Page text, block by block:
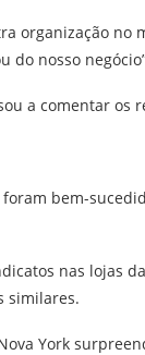
organização no
nosso
a comentar os
bem-
nas lojas
similares.
York